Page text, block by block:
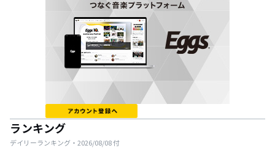
ランキング
デイリーランキング・ 2026/08/08付